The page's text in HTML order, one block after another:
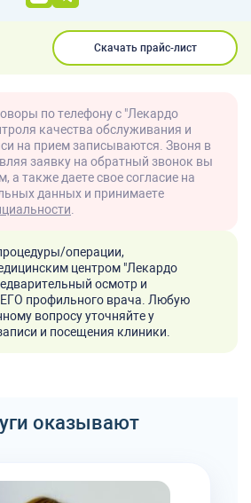
Скачать прайс-лист
по телефону с "Лекардо
качества обслуживания и
на прием записываются. Звоня в
заявку на обратный звонок вы
а также даете свое согласие на
данных и принимаете
.
операции,
центром "Лекардо
осмотр и
профильного врача. Любую
вопросу уточняйте у
и посещения клиники.
оказывают